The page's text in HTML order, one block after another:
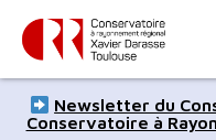
Panneau de gestion des
Aller
au
à
Newsletter du
Conservatoire à